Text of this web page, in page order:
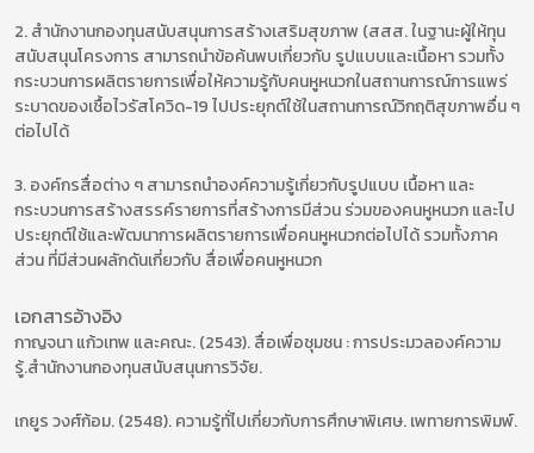
2. สำนักงานกองทุนสนับสนุนการสร้างเสริมสุขภาพ (สสส. ในฐานะผู้ให้ทุน
สนับสนุนโครงการ สามารถนำข้อค้นพบเกี่ยวกับ รูปแบบและเนื้อหา รวมทั้ง
กระบวนการผลิตรายการเพื่อให้ความรู้กับคนหูหนวกในสถานการณ์การแพร่
ระบาดของเชื้อไวรัสโควิด-19 ไปประยุกต์ใช้ในสถานการณ์วิกฤติสุขภาพอื่น ๆ
ต่อไปได้
3. องค์กรสื่อต่าง ๆ สามารถนำองค์ความรู้เกี่ยวกับรูปแบบ เนื้อหา และ
กระบวนการสร้างสรรค์รายการที่สร้างการมีส่วน ร่วมของคนหูหนวก และไป
ประยุกต์ใช้และพัฒนาการผลิตรายการเพื่อคนหูหนวกต่อไปได้ รวมทั้งภาค
ส่วน ที่มีส่วนผลักดันเกี่ยวกับ สื่อเพื่อคนหูหนวก
เอกสารอ้างอิง
กาญจนา แก้วเทพ และคณะ. (2543). สื่อเพื่อชุมชน : การประมวลองค์ความ
รู้.สำนักงานกองทุนสนับสนุนการวิจัย.
เกยูร วงศ์ก้อม. (2548). ความรู้ทั่ไปเกี่ยวกับการศึกษาพิเศษ. เพทายการพิมพ์.